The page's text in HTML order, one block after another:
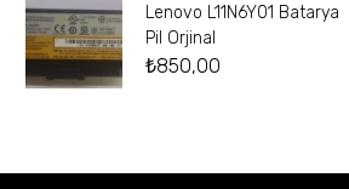
Lenovo L11N6Y01 Batarya
Pil Orjinal
₺850,00